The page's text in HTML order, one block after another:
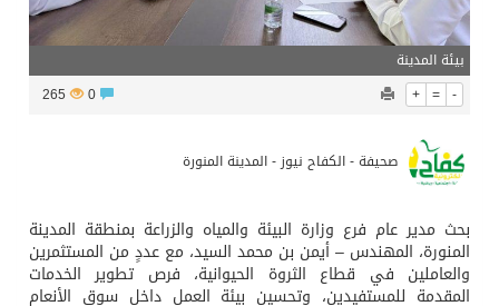
بيئة المدينة
+ = -
265
صحيفة - الكفاح نيوز - المدينة المنورة
بحث مدير عام فرع وزارة البيئة والمياه والزراعة بمنطقة المدينة
المنورة، المهندس – أيمن بن محمد السيد، مع عددٍ من المستثمرين
والعاملين في قطاع الثروة الحيوانية، فرص تطوير الخدمات
المقدمة للمستفيدين، وتحسين بيئة العمل داخل سوق الأنعام